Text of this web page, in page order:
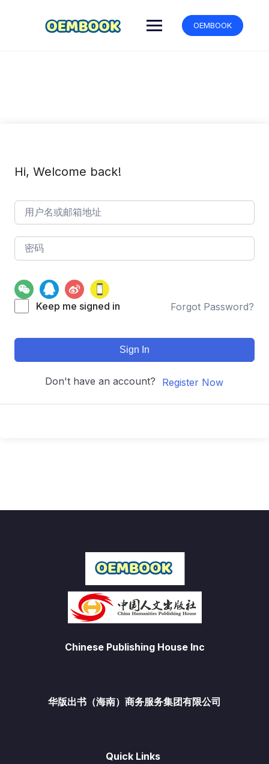
OEMBOOK
Hi, Welcome back!
Keep me signed in Forgot Password?
Sign In
Don't have an account? Register Now
Chinese Publishing House Inc
华版出书（海南）商务服务集团有限公司
Quick Links